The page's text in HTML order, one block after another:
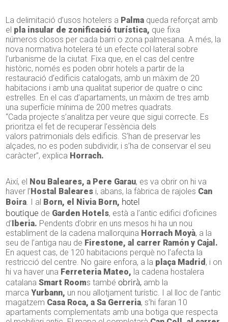
La delimitació d’usos hotelers a Palma queda reforçat amb
el pla insular de zonificació turística, que fixa
números closos per cada barri o zona palmesana. A més, la
nova normativa hotelera té un efecte col·lateral sobre
l’urbanisme de la ciutat. Fixa que, en el cas del centre
històric, només es poden obrir hotels a partir de la
restauració d’edificis catalogats, amb un màxim de 20
habitacions i amb una qualitat superior de quatre o cinc
estrelles. En el cas d’apartaments, un màxim de tres amb
una superfície mínima de 200 metres quadrats.
“Cada projecte s’analitza per veure que sigui correcte. Es
prioritza el fet de recuperar l’essència dels
valors patrimonials dels edificis. S’han de preservar les
alçades, no es poden subdividir, i s’ha de conservar el seu
caràcter”, explica Horrach.
Així, el Nou Baleares, a Pere Garau, es va obrir on hi va
haver l’ Hostal Baleares i, abans, la fàbrica de rajoles Can
Boira. I al Born, el Nivia Born, hotel
boutique de Garden Hotels, està a l’antic edifici d’oficines
d’ Iberia. Pendents d’obrir en uns mesos hi ha un nou
establiment de la cadena mallorquina Horrach Moyà, a la
seu de l’antiga nau de Firestone, al carrer Ramón y Cajal.
En aquest cas, de 120 habitacions perquè no l’afecta la
restricció del centre. No gaire enfora, a la plaça Madrid , i on
hi va haver una Ferreteria Mateo, la cadena hostalera
catalanaSmart Rooms també obrirà, amb la
marca Yurbann, un nou allotjament turístic. I al lloc de l’antic
magatzem Casa Roca, a Sa Gerreria, s’hi faran 10
apartaments complementats amb una botiga que respecta